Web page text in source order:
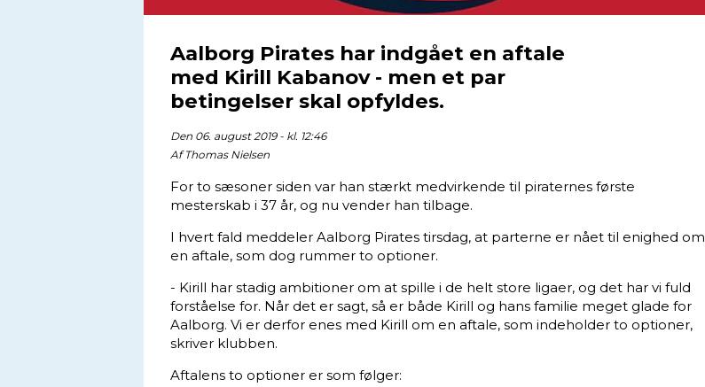
Aalborg Pirates har indgået en aftale
med Kirill Kabanov - men et par
betingelser skal opfyldes.
Den 06. august 2019 - kl. 12:46
AfThomas Nielsen
For to sæsoner siden var han stærkt medvirkende til piraternes første
mesterskab i 37 år, og nu vender han tilbage.
I hvert fald meddeler Aalborg Pirates tirsdag, at parterne er nået til enighed om
en aftale, som dog rummer to optioner.
- Kirill har stadig ambitioner om at spille i de helt store ligaer, og det har vi fuld
forståelse for. Når det er sagt, så er både Kirill og hans familie meget glade for
Aalborg. Vi er derfor enes med Kirill om en aftale, som indeholder to optioner,
skriver klubben.
Aftalens to optioner er som følger: